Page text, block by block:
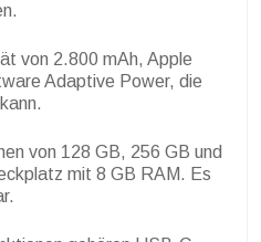
von 2.800 mAh, Apple
Adaptive Power, die
von 128 GB, 256 GB und
mit 8 GB RAM. Es